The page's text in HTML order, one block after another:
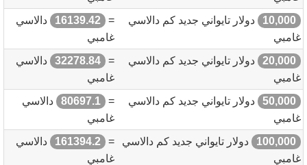
10,000
دولار تايواني جديد كم دالاسي
غامبي
=
16139.42
دالاسي
غامبي
20,000
دولار تايواني جديد كم دالاسي
غامبي
=
32278.84
دالاسي
غامبي
50,000
دولار تايواني جديد كم دالاسي
غامبي
=
80697.1
دالاسي
غامبي
100,000
دولار تايواني جديد كم دالاسي
غامبي
=
161394.2
دالاسي
غامبي